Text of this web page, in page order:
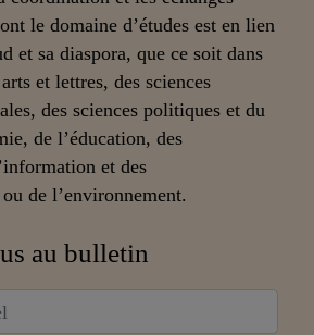
le domaine d’études est en lien
et sa diaspora, que ce soit dans
et lettres, des sciences
des sciences politiques et du
de l’éducation, des
et des
de l’environnement.
au bulletin